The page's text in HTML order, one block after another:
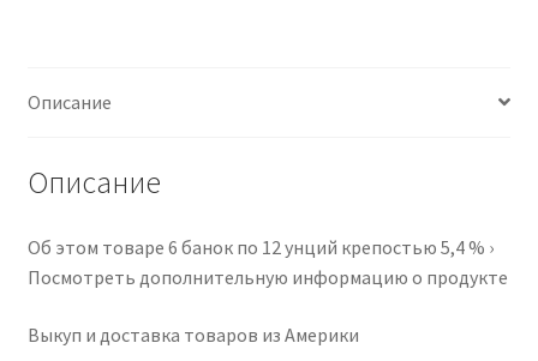
Описание
Описание
Об этом товаре 6 банок по 12 унций крепостью 5,4 % ›
Посмотреть дополнительную информацию о продукте
Выкуп и доставка товаров из Америки